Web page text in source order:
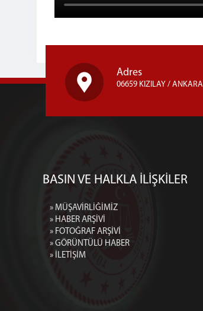
Adres
06659 KIZILAY / ANKARA
BASIN VE HALKLA İLİŞKİLER
» MÜŞAVİRLİĞİMİZ
» HABER ARŞİVİ
» FOTOĞRAF ARŞİVİ
» GÖRÜNTÜLÜ HABER
» İLETİŞİM